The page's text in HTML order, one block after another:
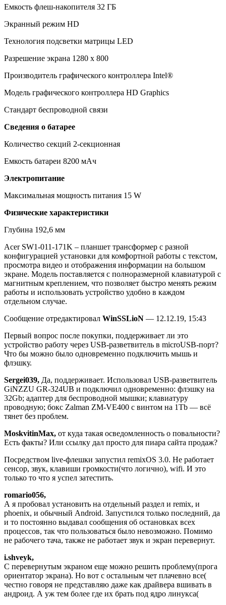
Емкость флеш-накопителя 32 ГБ
Экранный режим HD
Технология подсветки матрицы LED
Разрешение экрана 1280 x 800
Производитель графического контроллера Intel®
Модель графического контроллера HD Graphics
Стандарт беспроводной связи
Сведения о батарее
Количество секций 2-секционная
Емкость батареи 8200 мАч
Электропитание
Максимальная мощность питания 15 W
Физические характеристики
Глубина 192,6 мм
Acer SW1-011-171K – планшет трансформер с разной
конфигурацией установки для комфортной работы с текстом,
просмотра видео и отображения информации на большом
экране. Модель поставляется с полноразмерной клавиатурой с
магнитным креплением, что позволяет быстро менять режим
работы и использовать устройство удобно в каждом
отдельном случае.
Сообщение отредактировал WinSSLioN — 12.12.19, 15:43
Первый вопрос после покупки, поддерживает ли это
устройство работу через USB-разветвитель в microUSB-порт?
Что бы можно было одновременно подключить мышь и
флэшку.
Sergei039, Да, поддерживает. Использовал USB-разветвитель
GiNZZU GR-324UB и подключил одновременно: флэшку на
32Gb; адаптер для беспроводной мышки; клавиатуру
проводную; бокс Zalman ZM-VE400 с винтом на 1Tb — всё
тянет без проблем.
MoskvitinMax, от куда такая осведомленность о повальности?
Есть факты? Или ссылку дал просто для пиара сайта продаж?
Посредством live-флешки запустил remixOS 3.0. Не работает
сенсор, звук, клавиши громкости(что логично), wifi. И это
только то что я успел затестить.
romario056,
А я пробовал установить на отдельный раздел и remix, и
phoenix, и обычный Android. Запустился только последний, да
и то постоянно выдавал сообщения об остановках всех
процессов, так что пользоваться было невозможно. Помимо
не рабочего тача, также не работает звук и экран перевернут.
i.shveyk,
С перевернутым экраном еще можно решить проблему(прога
ориентатор экрана). Но вот с остальным чет плачевно все(
честно говоря не представляю даже как драйвера вшивать в
андроид. А уж тем более где их брать под ядро линукса(